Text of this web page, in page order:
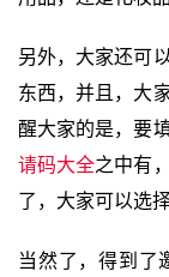
另外，大家还可
东西，并且，大
醒大家的是，要
请码大全之中有
了，大家可以选
当然了，得到了